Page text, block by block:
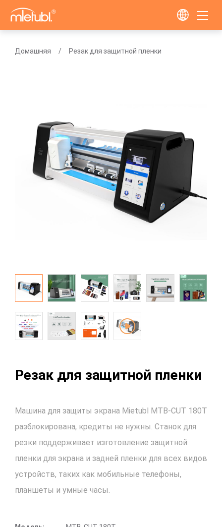
Домашняя Резак для защитной пленки
Резак для защитной пленки
Машина для защиты экрана Mietubl MTB-CUT 180T
разблокирована, кредиты не нужны. Станок для
резки поддерживает изготовление защитной
пленки для экрана и задней пленки для всех видов
устройств, таких как мобильные телефоны,
планшеты и умные часы.